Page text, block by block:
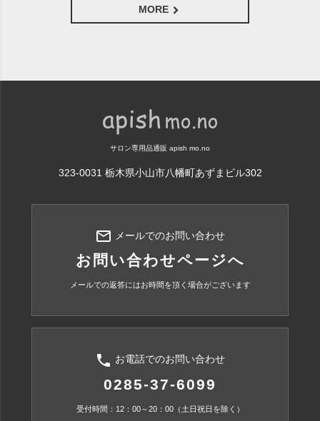
MORE
サロン専用品通販 apish mo.no
323-0031 栃木県小山市八幡町あずまビル302
mail_outline メールでのお問い合わせ
お問い合わせページへ
メールでの返答にはお時間を頂く場合がございます
phone お電話でのお問い合わせ
0285-37-6099
受付時間：12：00～20：00（土日祝日を除く）